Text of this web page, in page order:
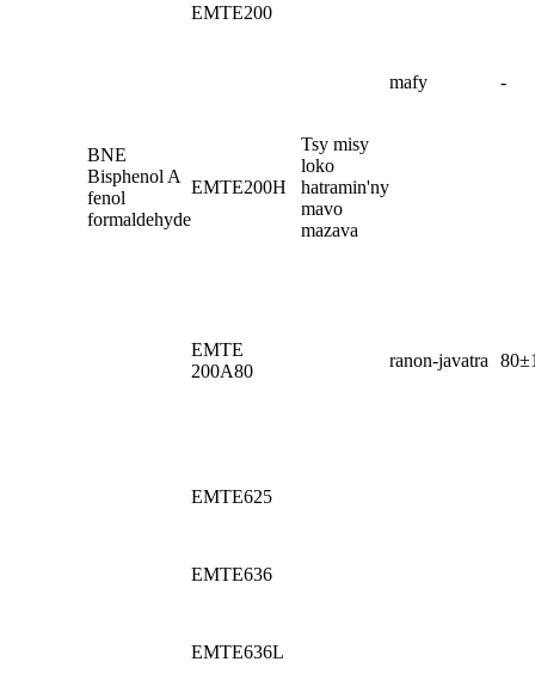
BNE
Bisphenol A
fenol
formaldehyde
EMTE200
Tsy misy
loko
hatramin'ny
mavo
mazava
mafy -
EMTE200H
EMTE
200A80
ranon-javatra
EMTE625
EMTE636
EMTE636L